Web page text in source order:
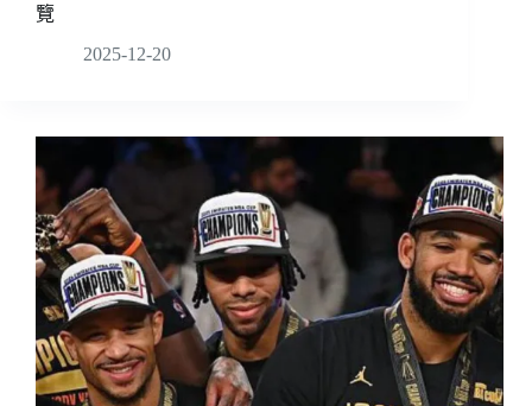
覽
2025-12-20